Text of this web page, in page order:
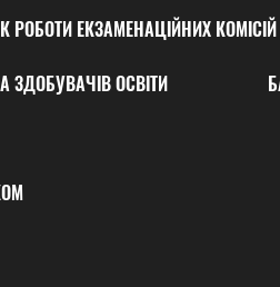
РОБОТИ ЕКЗАМЕНАЦІЙНИХ
ЗДОБУВАЧІВ ОСВІТИ